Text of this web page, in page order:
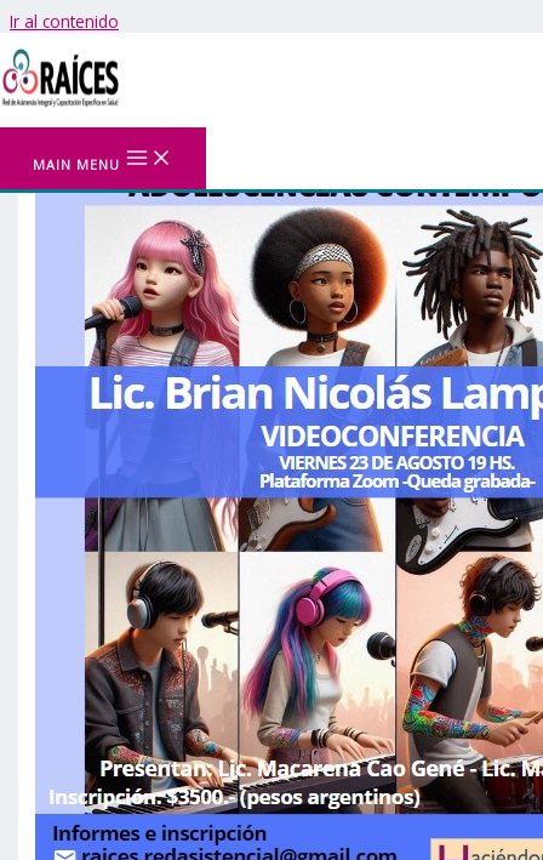
Ir al contenido
MAIN MENU